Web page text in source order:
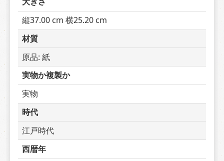
縦37.00 cm 横25.20 cm
材質
原品: 紙
実物か複製か
実物
時代
江戸時代
西暦年